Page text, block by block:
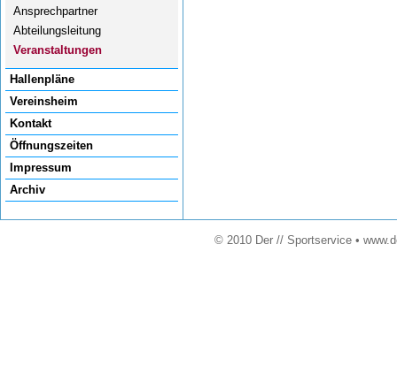
Ansprechpartner
Abteilungsleitung
Veranstaltungen
Hallenpläne
Vereinsheim
Kontakt
Öffnungszeiten
Impressum
Archiv
© 2010 Der // Sportservice •